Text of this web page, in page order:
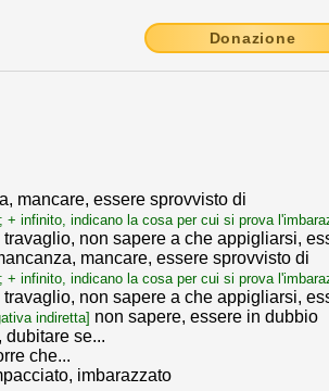
Donazione
mancare, essere sprovvisto di
infinito, indicano la cosa per cui si prova
non sapere a che appigliarsi,
mancare, essere sprovvisto di
infinito, indicano la cosa per cui si prova
non sapere a che appigliarsi,
indiretta] non sapere, essere in dubbio
dubitare se...
che...
imbarazzato